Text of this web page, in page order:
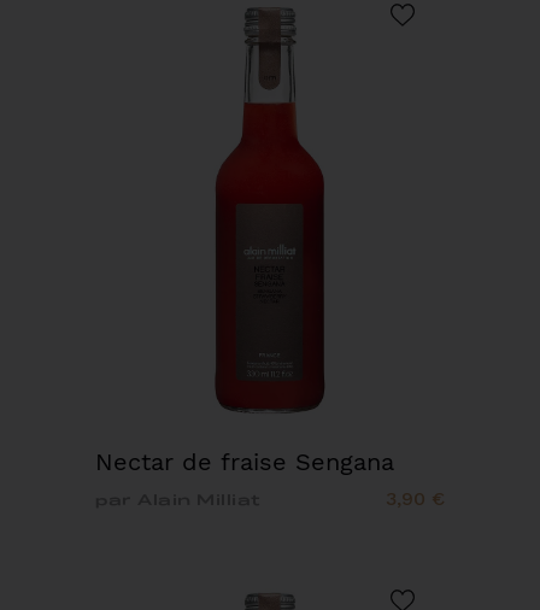
Nectar de fraise Sengana
3,90 €